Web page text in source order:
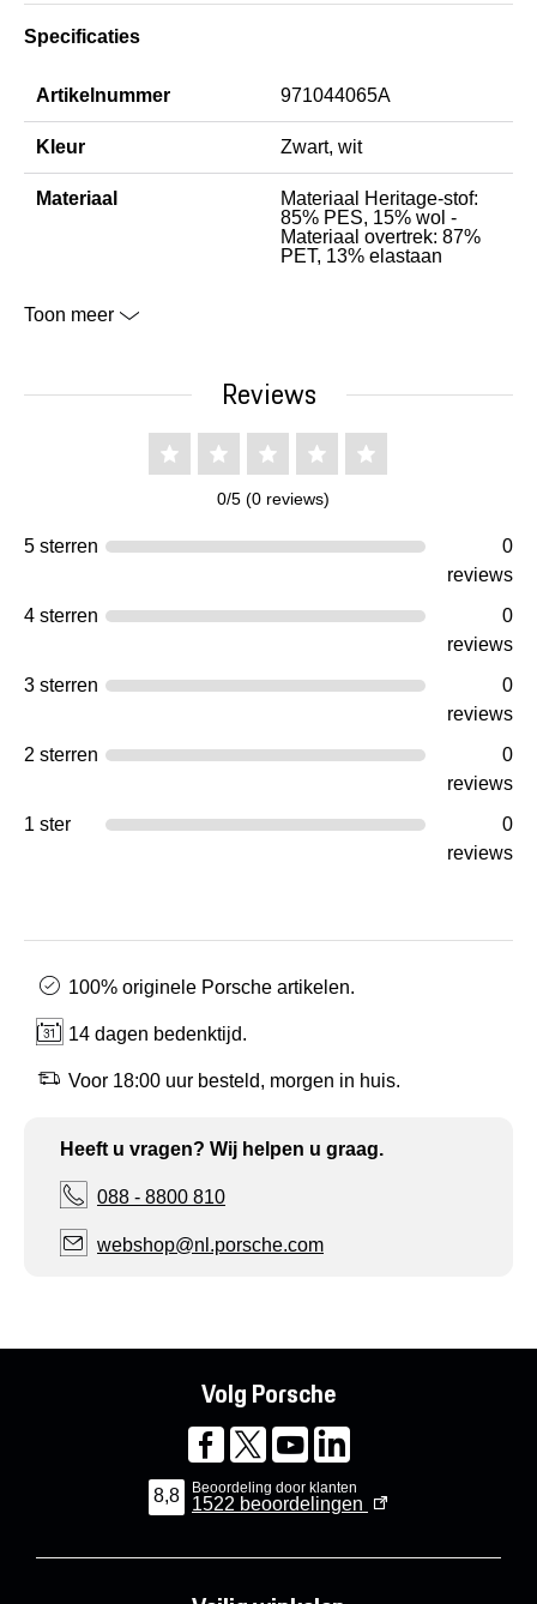
Specificaties
Artikelnummer 971044065A
Kleur Zwart, wit
Materiaal
Materiaal Heritage-stof:
85% PES, 15% wol -
Materiaal overtrek: 87%
PET, 13% elastaan
Toon meer
Reviews
0/5 (0 reviews)
5 sterren
0
reviews
4 sterren
0
reviews
3 sterren
0
reviews
2 sterren
0
reviews
1 ster
0
reviews
100% originele Porsche artikelen.
14 dagen bedenktijd.
Voor 18:00 uur besteld, morgen in huis.
Heeft u vragen? Wij helpen u graag.
088 - 8800 810
webshop@nl.porsche.com
Volg Porsche
8,8 Beoordeling door klanten
1522 beoordelingen